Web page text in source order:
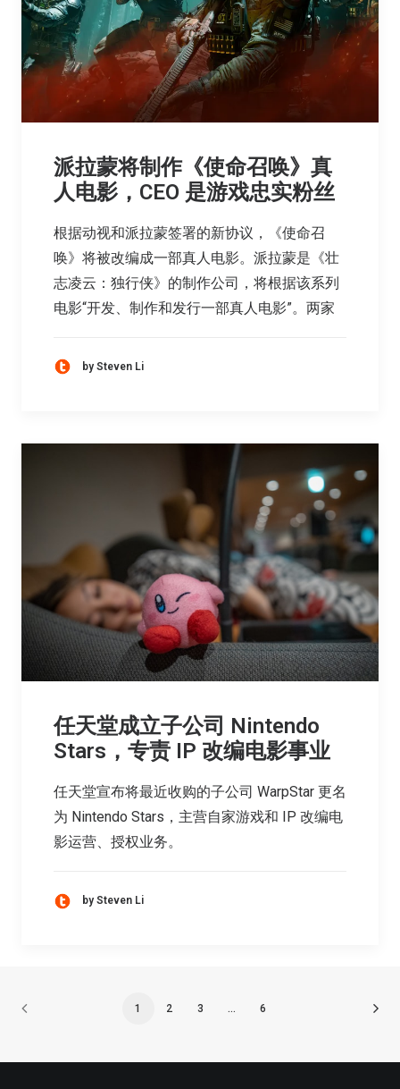
派拉蒙将制作《使命召唤》真
人电影，CEO 是游戏忠实粉丝
根据动视和派拉蒙签署的新协议，《使命召
唤》将被改编成一部真人电影。派拉蒙是《壮
志凌云：独行侠》的制作公司，将根据该系列
电影“开发、制作和发行一部真人电影”。两家
by Steven Li
任天堂成立子公司 Nintendo
Stars，专责 IP 改编电影事业
任天堂宣布将最近收购的子公司 WarpStar 更名
为 Nintendo Stars，主营自家游戏和 IP 改编电
影运营、授权业务。
by Steven Li
1 2 3 … 6